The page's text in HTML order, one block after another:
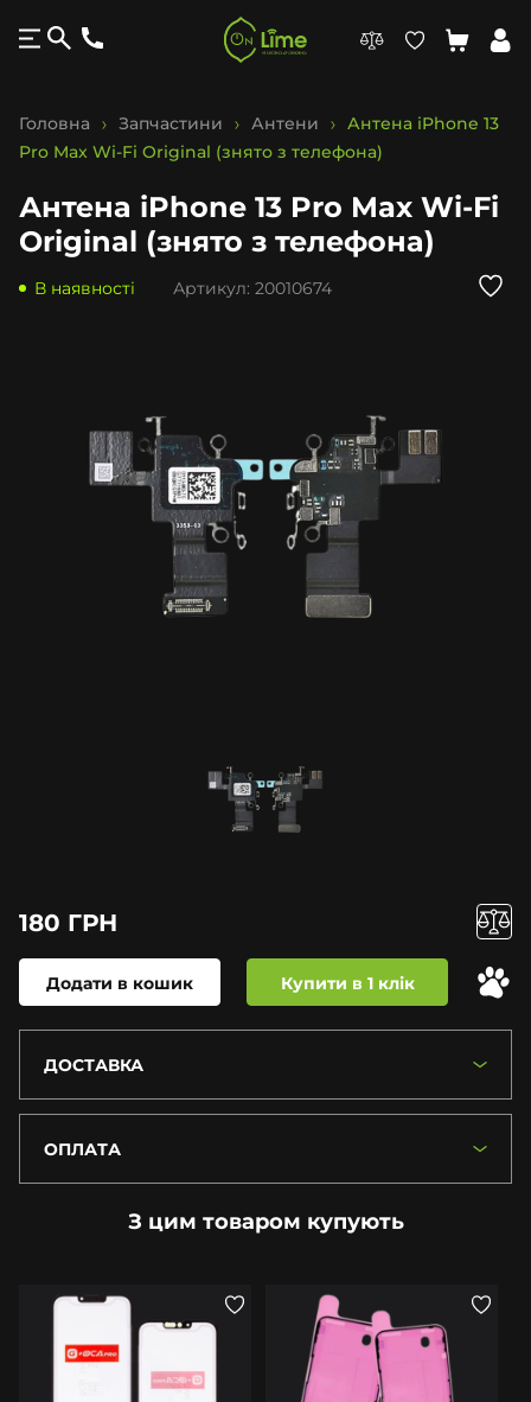
Головна Запчастини Антени
Антена iPhone 13
Pro Max Wi-Fi Original (знято з телефона)
Антена iPhone 13 Pro Max Wi-Fi
Original (знято з телефона)
В наявності Артикул: 20010674
180 ГРН
Додати в кошик Купити в 1 клік
ДОСТАВКА
ОПЛАТА
З цим товаром купують